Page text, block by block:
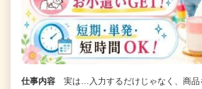
仕事内容
実は…入力するだけじゃなく、商品